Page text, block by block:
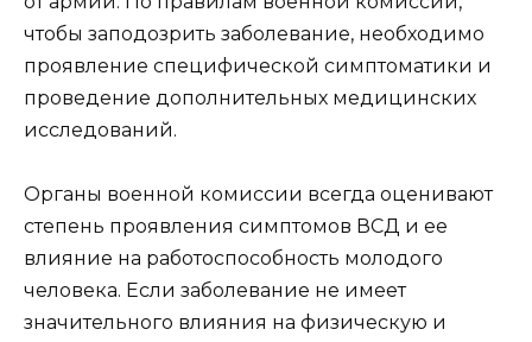
чтобы заподозрить заболевание, необходимо
проявление специфической симптоматики и
проведение дополнительных медицинских
исследований.
Органы военной комиссии всегда оценивают
степень проявления симптомов ВСД и ее
влияние на работоспособность молодого
человека. Если заболевание не имеет
значительного влияния на физическую и